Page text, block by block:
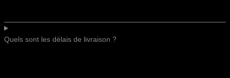
Quels sont les délais de livraison ?